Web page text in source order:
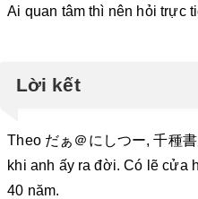
Ai quan tâm thì nên hỏi trực
Lời kết
Theo だぁ＠にしつー, 千種
khi anh ấy ra đời. Có lẽ cửa
40 năm.